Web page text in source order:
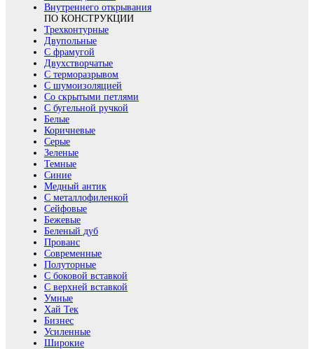
Внутреннего открывания
ПО КОНСТРУКЦИИ
Трехконтурные
Двупольные
С фрамугой
Двухстворчатые
С терморазрывом
С шумоизоляцией
Со скрытыми петлями
С бугельной ручкой
Белые
Коричневые
Серые
Зеленые
Темные
Синие
Медный антик
С металлофиленкой
Сейфовые
Бежевые
Беленый дуб
Прованс
Современные
Полуторные
С боковой вставкой
С верхней вставкой
Умные
Хай Тек
Бизнес
Усиленные
Широкие